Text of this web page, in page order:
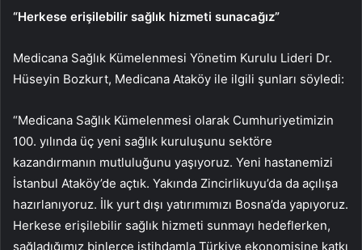
“Herkese erişilebilir sağlık hizmeti sunacağız”
Medicana Sağlık Kümelenmesi Yönetim Kurulu Lideri Dr.
Hüseyin Bozkurt, Medicana Ataköy ile ilgili şunları söyledi:
“Medicana Sağlık Kümelenmesi olarak Cumhuriyetimizin
100. yılında üç yeni sağlık kuruluşunu sektöre
kazandırmanın mutluluğunu yaşıyoruz. Yeni hastanemizi
İstanbul Ataköy’de açtık. Yakında Zincirlikuyu’da da açılışa
hazırlanıyoruz. İlk yurt dışı yatırımımızı Bosna’da yapıyoruz.
Herkese erişilebilir sağlık hizmeti sunmayı hedeflerken,
sağladığımız binlerce istihdamla Türkiye ekonomisine katkı